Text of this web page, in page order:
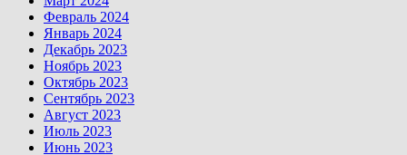
Февраль 2024
Январь 2024
Декабрь 2023
Ноябрь 2023
Октябрь 2023
Сентябрь 2023
Август 2023
Июль 2023
Июнь 2023